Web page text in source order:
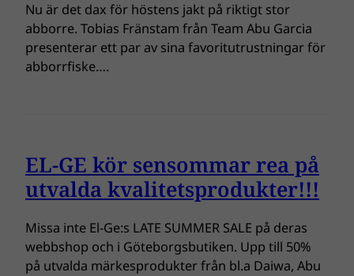
Nu är det dax för höstens jakt på riktigt stor
abborre. Tobias Fränstam från Team Abu Garcia
presenterar ett par av sina favoritutrustningar för
abborrfiske….
EL-GE kör sensommar rea på
utvalda kvalitetsprodukter!!!
Missa inte El-Ge:s LATE SUMMER SALE på deras
webbshop och i Göteborgsbutiken. Upp till 50%
på utvalda märkesprodukter från bl.a Daiwa, Abu